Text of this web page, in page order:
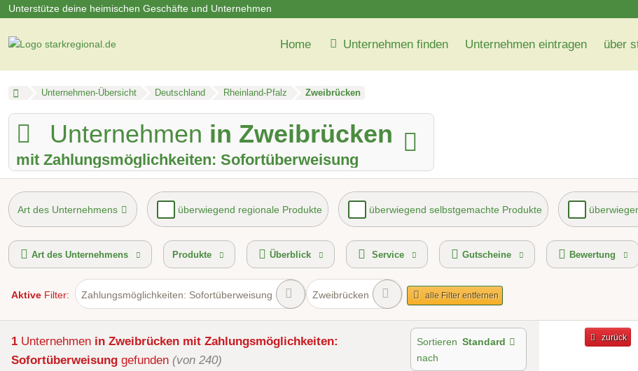
Unterstütze deine heimischen Geschäfte und Unternehmen
Home Unternehmen finden Unternehmen eintragen über
Unternehmen-Übersicht Deutschland Rheinland-Pfalz Zweibrücken
Unternehmen in Zweibrücken
mit Zahlungsmöglichkeiten: Sofortüberweisung
Art des Unternehmens überwiegend regionale Produkte überwiegend selbstgemachte Produkte
Mindestbestellwert Lieferservice Hol- und Bringservice kontaktlose Selbstabholung Gutscheinkauf
Art des Unternehmens Produkte Überblick Service Gutscheine Bewertung
Aktive Filter: Zahlungsmöglichkeiten: Sofortüberweisung Zweibrücken alle Filter entfernen
1 Unternehmen in Zweibrücken mit Zahlungsmöglichkeiten:
Sofortüberweisung gefunden (von 240)
Sortieren
nach
Standard zurück